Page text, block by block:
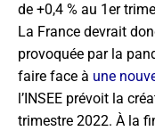
de +0,4 % au 1er
La France devrait
provoquée par la
faire face à une
l’INSEE prévoit la
trimestre 2022. À la